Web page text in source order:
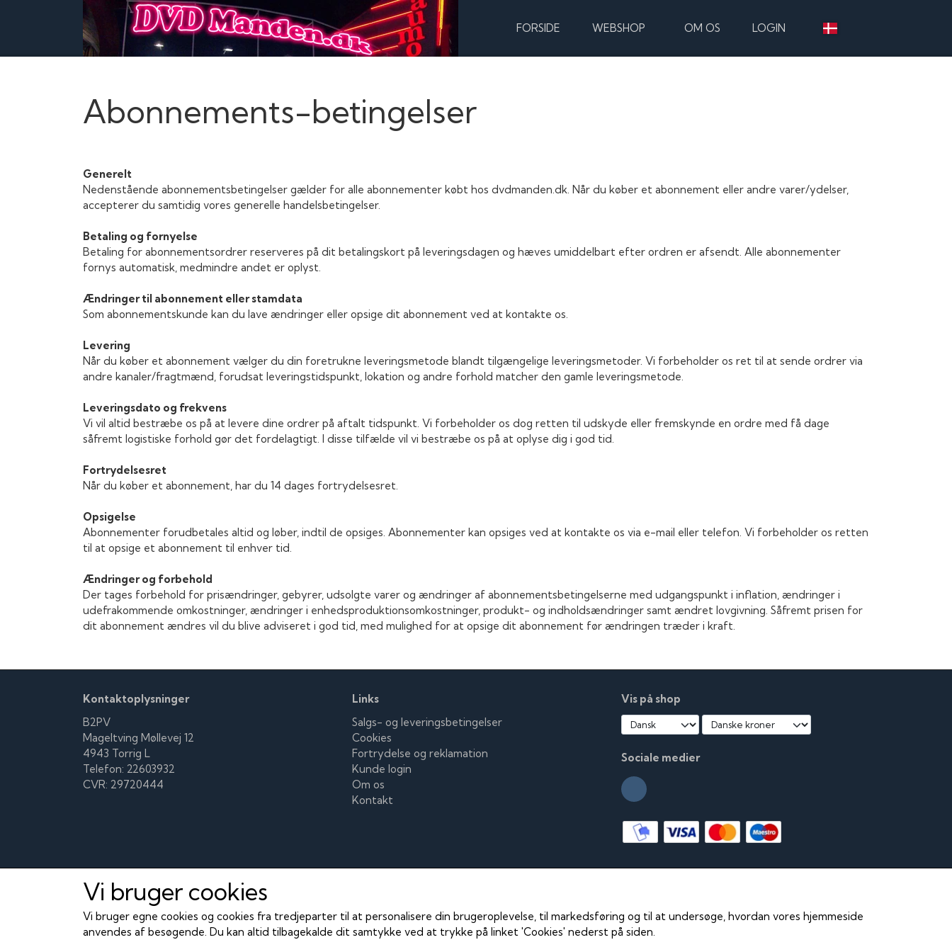
FORSIDE WEBSHOP OM OS LOGIN
Abonnements-betingelser
Generelt
Nedenstående abonnementsbetingelser gælder for alle abonnementer købt hos dvdmanden.dk. Når du køber et abonnement eller andre varer/ydelser,
accepterer du samtidig vores generelle handelsbetingelser.
Betaling og fornyelse
Betaling for abonnementsordrer reserveres på dit betalingskort på leveringsdagen og hæves umiddelbart efter ordren er afsendt. Alle abonnementer
fornys automatisk, medmindre andet er oplyst.
Ændringer til abonnement eller stamdata
Som abonnementskunde kan du lave ændringer eller opsige dit abonnement ved at kontakte os.
Levering
Når du køber et abonnement vælger du din foretrukne leveringsmetode blandt tilgængelige leveringsmetoder. Vi forbeholder os ret til at sende ordrer via
andre kanaler/fragtmænd, forudsat leveringstidspunkt, lokation og andre forhold matcher den gamle leveringsmetode.
Leveringsdato og frekvens
Vi vil altid bestræbe os på at levere dine ordrer på aftalt tidspunkt. Vi forbeholder os dog retten til udskyde eller fremskynde en ordre med få dage
såfremt logistiske forhold gør det fordelagtigt. I disse tilfælde vil vi bestræbe os på at oplyse dig i god tid.
Fortrydelsesret
Når du køber et abonnement, har du 14 dages fortrydelsesret.
Opsigelse
Abonnementer forudbetales altid og løber, indtil de opsiges. Abonnementer kan opsiges ved at kontakte os via e-mail eller telefon. Vi forbeholder os retten
til at opsige et abonnement til enhver tid.
Ændringer og forbehold
Der tages forbehold for prisændringer, gebyrer, udsolgte varer og ændringer af abonnementsbetingelserne med udgangspunkt i inflation, ændringer i
udefrakommende omkostninger, ændringer i enhedsproduktionsomkostninger, produkt- og indholdsændringer samt ændret lovgivning. Såfremt prisen for
dit abonnement ændres vil du blive adviseret i god tid, med mulighed for at opsige dit abonnement før ændringen træder i kraft.
Kontaktoplysninger
B2PV
Mageltving Møllevej 12
4943 Torrig L
Telefon: 22603932
CVR: 29720444
Links
Salgs- og leveringsbetingelser
Cookies
Fortrydelse og reklamation
Kunde login
Om os
Kontakt
Vis på shop
Sociale medier
Vi bruger cookies
Vi bruger egne cookies og cookies fra tredjeparter til at personalisere din brugeroplevelse, til markedsføring og til at undersøge, hvordan vores hjemmeside
anvendes af besøgende. Du kan altid tilbagekalde dit samtykke ved at trykke på linket 'Cookies' nederst på siden.